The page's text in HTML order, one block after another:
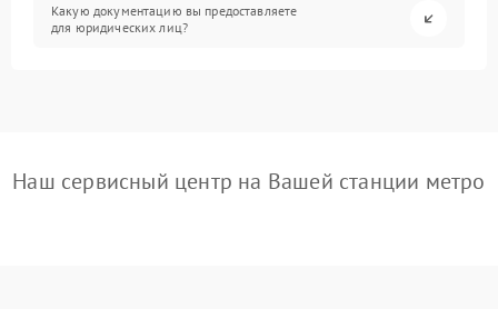
Какую документацию вы предоставляете
для юридических лиц?
Наш сервисный центр на Вашей станции метро